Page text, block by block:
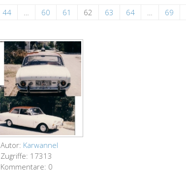
44 … 60 61 62 63 64 … 69
Autor: Karwannel
Zugriffe: 17313
Kommentare: 0